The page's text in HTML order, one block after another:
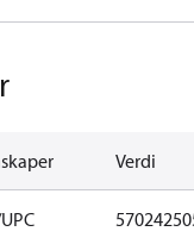
Verdi